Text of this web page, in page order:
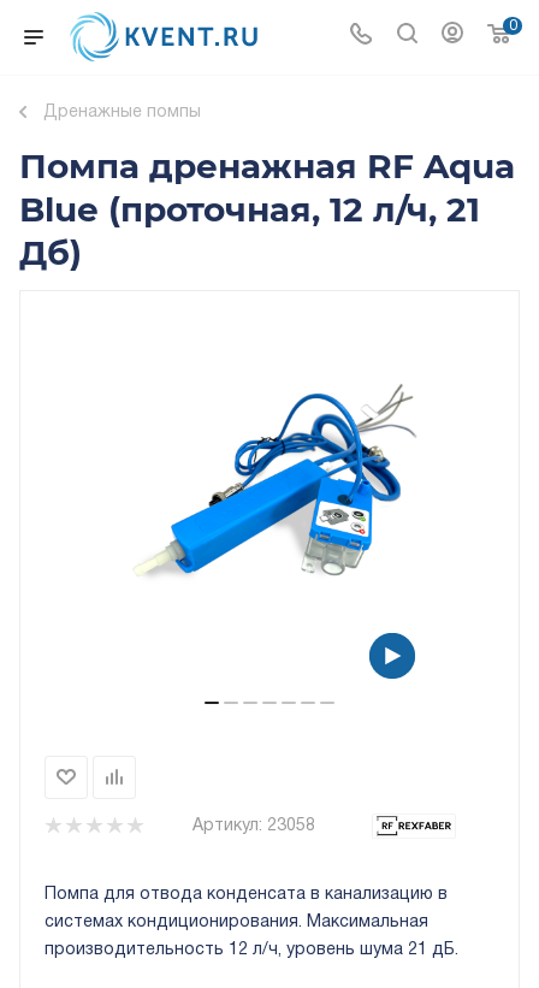
0
Дренажные помпы
Помпа дренажная RF Aqua
Blue (проточная, 12 л/ч, 21
Дб)
Артикул: 23058
Помпа для отвода конденсата в канализацию в
системах кондиционирования. Максимальная
производительность 12 л/ч, уровень шума 21 дБ.